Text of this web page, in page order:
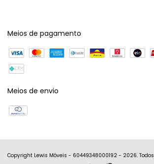
Meios de pagamento
Meios de envio
Copyright Lewis Móveis - 60449348000192 - 2026.